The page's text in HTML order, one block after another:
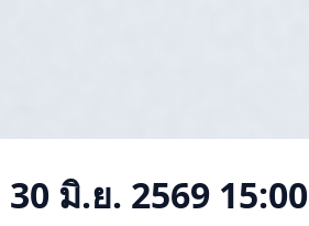
30 มิ.ย. 2569 15:00